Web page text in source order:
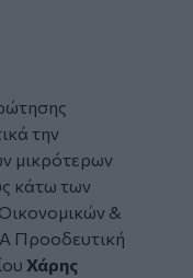
την
μικρότερων
κάτω των
&
Προοδευτική
Χάρης